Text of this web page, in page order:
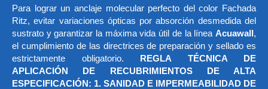
Para lograr un anclaje molecular perfecto del color Fachada
Ritz, evitar variaciones ópticas por absorción desmedida del
sustrato y garantizar la máxima vida útil de la línea Acuawall ,
el cumplimiento de las directrices de preparación y sellado es
estrictamente obligatorio.
REGLA TÉCNICA DE
APLICACIÓN DE RECUBRIMIENTOS DE ALTA
ESPECIFICACIÓN: 1. SANIDAD E IMPERMEABILIDAD DE